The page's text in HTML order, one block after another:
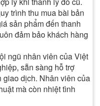
trình thu mua bài bản
sản phẩm đến thanh
đảm bảo khách hàng
ngũ nhân viên của Việt
sẵn sàng hỗ trợ
giao dịch. Nhân viên của
mà còn nhiệt tình